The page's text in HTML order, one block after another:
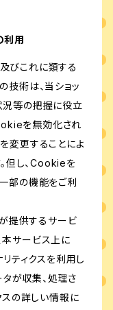
利用
びこれに類する
技術は、当ショッ
況等の把握に役立
を無効化され
変更することによ
但し、Cookieを
部の機能をご利
が提供するサービ
本サービス上に
ティクスを利用し
が収集、処理さ
の詳しい情報に